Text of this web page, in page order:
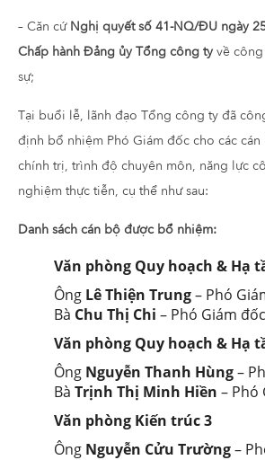
– Căn cứ Nghị quyết số 41-NQ/ĐU ngày
Chấp hành Đảng ủy Tổng công ty về
sự;
Tại buổi lễ, lãnh đạo Tổng công ty đã
định bổ nhiệm Phó Giám đốc cho các
chính trị, trình độ chuyên môn, năng lực
nghiệm thực tiễn, cụ thể như sau:
Danh sách cán bộ được bổ nhiệm:
Văn phòng Quy hoạch & Hạ
Ông Lê Thiện Trung– Phó
Bà Chu Thị Chi – Phó Giám đốc
Văn phòng Quy hoạch & Hạ
Ông Nguyễn Thanh Hùng–
Bà Trịnh Thị Minh Hiền – Phó
Văn phòng Kiến trúc 3
Ông Nguyễn Cửu Trường–